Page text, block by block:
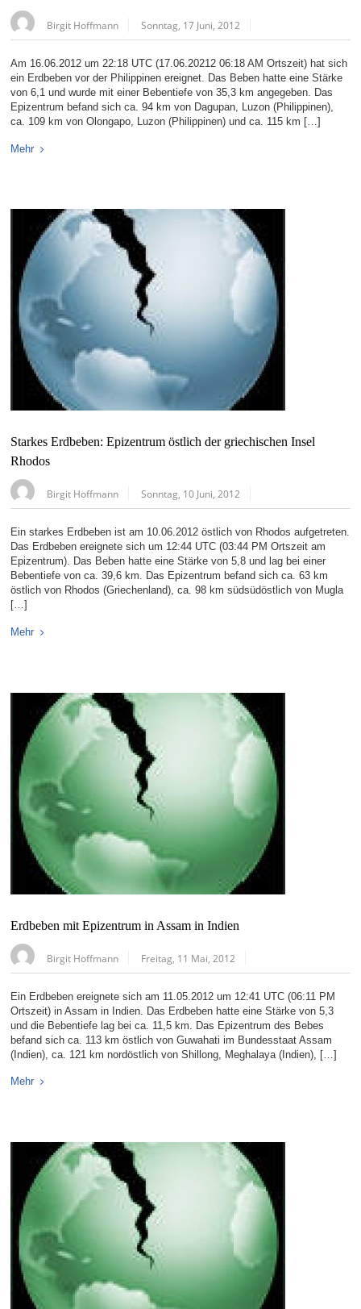
Birgit Hoffmann Sonntag, 17 Juni, 2012
Am 16.06.2012 um 22:18 UTC (17.06.20212 06:18 AM Ortszeit) hat sich
ein Erdbeben vor der Philippinen ereignet. Das Beben hatte eine Stärke
von 6,1 und wurde mit einer Bebentiefe von 35,3 km angegeben. Das
Epizentrum befand sich ca. 94 km von Dagupan, Luzon (Philippinen),
ca. 109 km von Olongapo, Luzon (Philippinen) und ca. 115 km […]
Mehr
Starkes Erdbeben: Epizentrum östlich der griechischen Insel
Rhodos
Birgit Hoffmann Sonntag, 10 Juni, 2012
Ein starkes Erdbeben ist am 10.06.2012 östlich von Rhodos aufgetreten.
Das Erdbeben ereignete sich um 12:44 UTC (03:44 PM Ortszeit am
Epizentrum). Das Beben hatte eine Stärke von 5,8 und lag bei einer
Bebentiefe von ca. 39,6 km. Das Epizentrum befand sich ca. 63 km
östlich von Rhodos (Griechenland), ca. 98 km südsüdöstlich von Mugla
[…]
Mehr
Erdbeben mit Epizentrum in Assam in Indien
Birgit Hoffmann Freitag, 11 Mai, 2012
Ein Erdbeben ereignete sich am 11.05.2012 um 12:41 UTC (06:11 PM
Ortszeit) in Assam in Indien. Das Erdbeben hatte eine Stärke von 5,3
und die Bebentiefe lag bei ca. 11,5 km. Das Epizentrum des Bebes
befand sich ca. 113 km östlich von Guwahati im Bundesstaat Assam
(Indien), ca. 121 km nordöstlich von Shillong, Meghalaya (Indien), […]
Mehr